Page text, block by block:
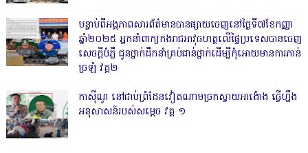
បន្ទាប់ពីអង្គភាពសារព័ត៌មានបានផ្សាយចេញនៅថ្ងៃទី៧ខែកញ្ញា
ឆ្នាំ២០២៥ អ្នកនាំពាក្យកងរាជអាវុធហត្ថលើផ្ទៃប្រទេសបានចេញ
សេចក្តីបំភ្លឺ ជូនថ្នាក់ដឹកនាំគ្រប់ជាន់ថ្នាក់ដើម្បីកុំអោយមានការភាន់
ច្រឡំ វគ្គ២
កាសុីណូ នៅជាប់ព្រំដែនវៀតណាមច្រកស្វាយអាង៉ោង ធ្វើហ្នឹង
អនុសាសន៍របស់សម្ដេច វគ្គ ១